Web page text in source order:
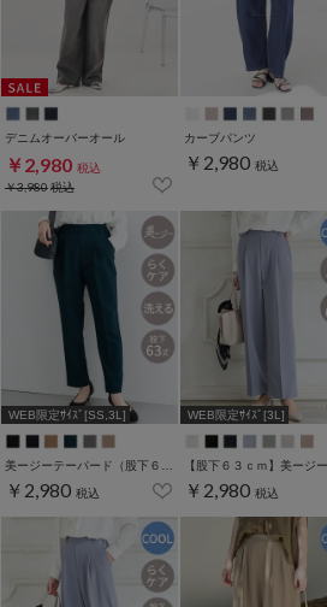
デニムオーバーオール
￥2,980 税込
￥3,980税込
カーブパンツ
￥2,980 税込
WEB限定ｻｲｽﾞ[SS,3L]
￥2,980 税込
WEB限定ｻｲｽﾞ[3L]
￥2,980 税込